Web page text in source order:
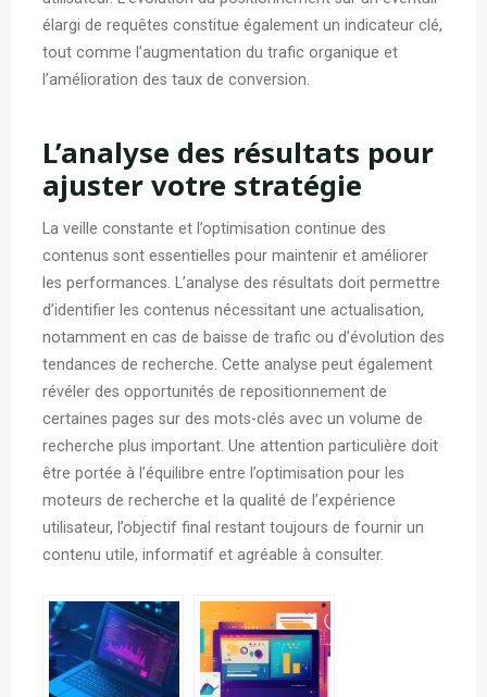
élargi de requêtes constitue également un indicateur clé,
tout comme l’augmentation du trafic organique et
l’amélioration des taux de conversion.
L’analyse des résultats pour
ajuster votre stratégie
La veille constante et l’optimisation continue des
contenus sont essentielles pour maintenir et améliorer
les performances. L’analyse des résultats doit permettre
d’identifier les contenus nécessitant une actualisation,
notamment en cas de baisse de trafic ou d’évolution des
tendances de recherche. Cette analyse peut également
révéler des opportunités de repositionnement de
certaines pages sur des mots-clés avec un volume de
recherche plus important. Une attention particulière doit
être portée à l’équilibre entre l’optimisation pour les
moteurs de recherche et la qualité de l’expérience
utilisateur, l’objectif final restant toujours de fournir un
contenu utile, informatif et agréable à consulter.